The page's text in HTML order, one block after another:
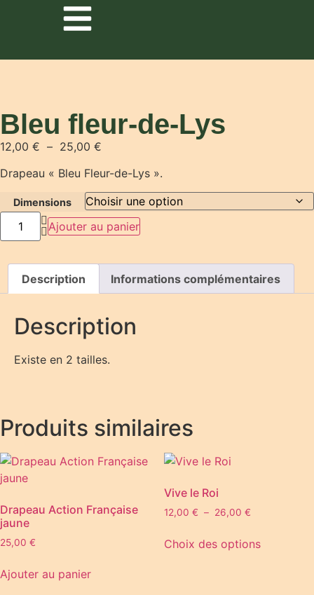
Bleu fleur-de-Lys
12,00 € – 25,00 €
Drapeau « Bleu Fleur-de-Lys ».
Dimensions
Ajouter au panier
Description Informations complémentaires
Description
Existe en 2 tailles.
Produits similaires
Drapeau Action Française
jaune
25,00 €
Ajouter au panier
Vive le Roi
12,00 € – 26,00 €
Choix des options